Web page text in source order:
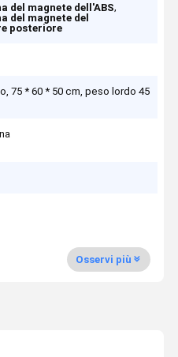
del magnete dell'ABS,
del magnete del
posteriore
75 * 60 * 50 cm, peso lordo 45
Osservi più